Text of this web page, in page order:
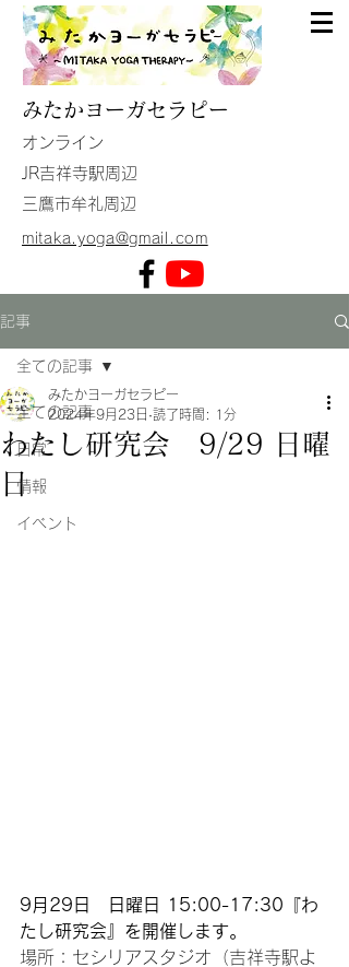
みたか ヨーガセラピー
​オンライン
JR吉祥寺駅周辺
​三鷹市牟礼周辺
mitaka.yoga@gmail.com
記事
全ての記事
日常
情報
イベント
全ての記事
わたし研究会 9/29 日曜
日
みたかヨーガセラピー
2024年9月23日 読了時間: 1分
9月29日　日曜日 15:00-17:30『わ
たし研究会』を開催します。
場所：セシリアスタジオ（吉祥寺駅よ